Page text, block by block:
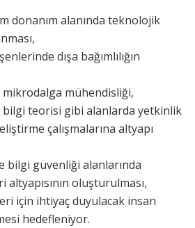
donanım alanında teknolojik
dışa bağımlılığın
mikrodalga mühendisliği,
teorisi gibi alanlarda yetkinlik
çalışmalarına altyapı
bilgi güvenliği alanlarında
oluşturulması,
için ihtiyaç duyulacak insan
hedefleniyor.